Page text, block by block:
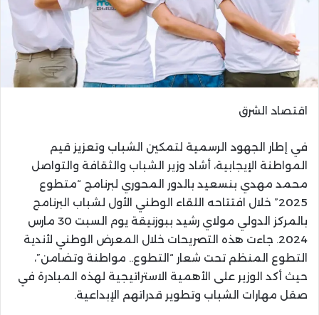
اقتصاد الشرق
في إطار الجهود الرسمية لتمكين الشباب وتعزيز قيم
المواطنة الإيجابية، أشاد وزير الشباب والثقافة والتواصل
محمد مهدي بنسعيد بالدور المحوري لبرنامج “متطوع
2025” خلال افتتاحه اللقاء الوطني الأول لشباب البرنامج
بالمركز الدولي مولاي رشيد ببوزنيقة يوم السبت 30 مارس
2024. جاءت هذه التصريحات خلال المعرض الوطني لأندية
التطوع المنظم تحت شعار “التطوع.. مواطنة وتضامن”،
حيث أكد الوزير على الأهمية الاستراتيجية لهذه المبادرة في
صقل مهارات الشباب وتطوير قدراتهم الإبداعية.